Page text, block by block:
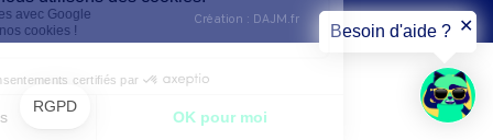
Création : DAJM.fr
Besoin d'aide ? ✕